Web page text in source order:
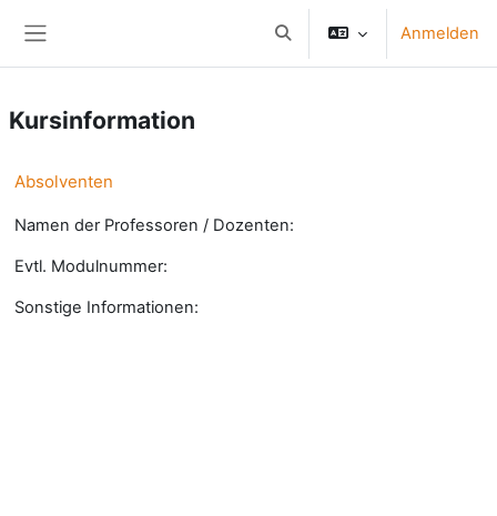
Sucheingabe umschalten
Anmelden
Kursinformation
Absolventen
Namen der Professoren / Dozenten:
Evtl. Modulnummer:
Sonstige Informationen: